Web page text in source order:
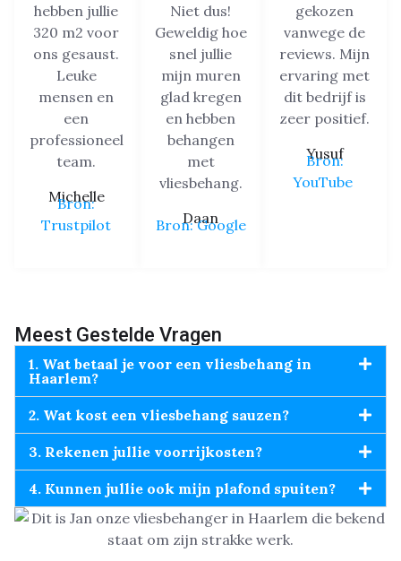
hebben jullie
320 m2 voor
ons gesaust.
Leuke
mensen en
een
professioneel
team.
Michelle
Bron:
Trustpilot
Niet dus!
Geweldig hoe
snel jullie
mijn muren
glad kregen
en hebben
behangen
met
vliesbehang.
Daan
Bron: Google
gekozen
vanwege de
reviews. Mijn
ervaring met
dit bedrijf is
zeer positief.
Yusuf
Bron:
YouTube
Meest Gestelde Vragen
1. Wat betaal je voor een vliesbehang in
Haarlem?
2. Wat kost een vliesbehang sauzen?
3. Rekenen jullie voorrijkosten?
4. Kunnen jullie ook mijn plafond spuiten?